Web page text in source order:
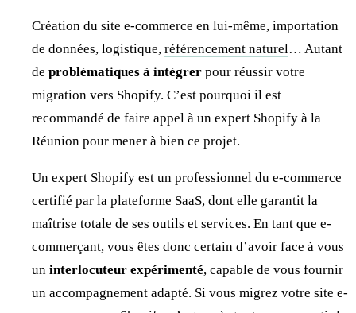
Création du site e-commerce en lui-même, importation
de données, logistique, référencement naturel… Autant
de problématiques à intégrer pour réussir votre
migration vers Shopify. C’est pourquoi il est
recommandé de faire appel à un expert Shopify à la
Réunion pour mener à bien ce projet.
Un expert Shopify est un professionnel du e-commerce
certifié par la plateforme SaaS, dont elle garantit la
maîtrise totale de ses outils et services. En tant que e-
commerçant, vous êtes donc certain d’avoir face à vous
un interlocuteur expérimenté, capable de vous fournir
un accompagnement adapté. Si vous migrez votre site e-